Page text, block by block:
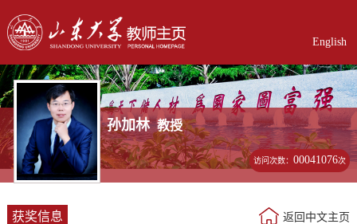
English
孙加林 教授
访问次数：00041076次
获奖信息 返回中文主页